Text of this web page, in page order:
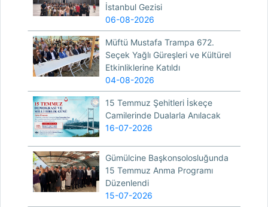
İstanbul Gezisi
06-08-2026
Müftü Mustafa Trampa 672.
Seçek Yağlı Güreşleri ve Kültürel
Etkinliklerine Katıldı
04-08-2026
15 Temmuz Şehitleri İskeçe
Camilerinde Dualarla Anılacak
16-07-2026
Gümülcine Başkonsolosluğunda
15 Temmuz Anma Programı
Düzenlendi
15-07-2026